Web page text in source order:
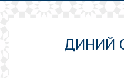
ДИНИЙ